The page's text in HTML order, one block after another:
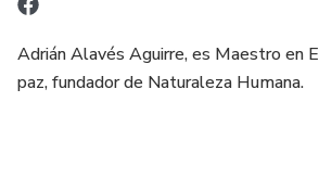
Adrián Alavés Aguirre, es Maestro en
paz, fundador de Naturaleza Humana.